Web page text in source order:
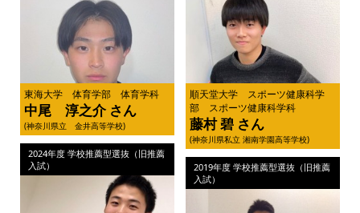
東海大学 体育学部 体育学科
中尾 淳之介 さん
(神奈川県立 金井高等学校)
順天堂大学 スポーツ健康科学
部 スポーツ健康科学科
藤村 碧 さん
(神奈川県私立 湘南学園高等学校)
2024年度 学校推薦型選抜（旧推薦
入試）
2019年度 学校推薦型選抜（旧推薦
入試）